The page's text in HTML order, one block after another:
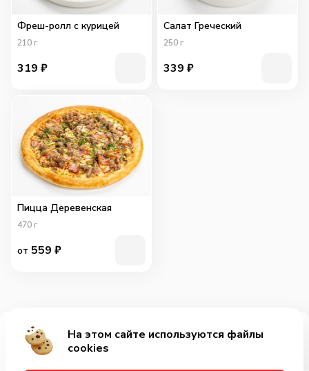
Добавить за 539₽
Фреш-ролл с курицей
210 г
319 ₽
Салат Греческий
250 г
339 ₽
Пицца Деревенская
470 г
от 559 ₽
На этом сайте используются файлы
cookies